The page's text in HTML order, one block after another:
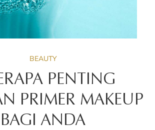
BEAUTY
PENTING
PRIMER MAKEUP
BAGI ANDA